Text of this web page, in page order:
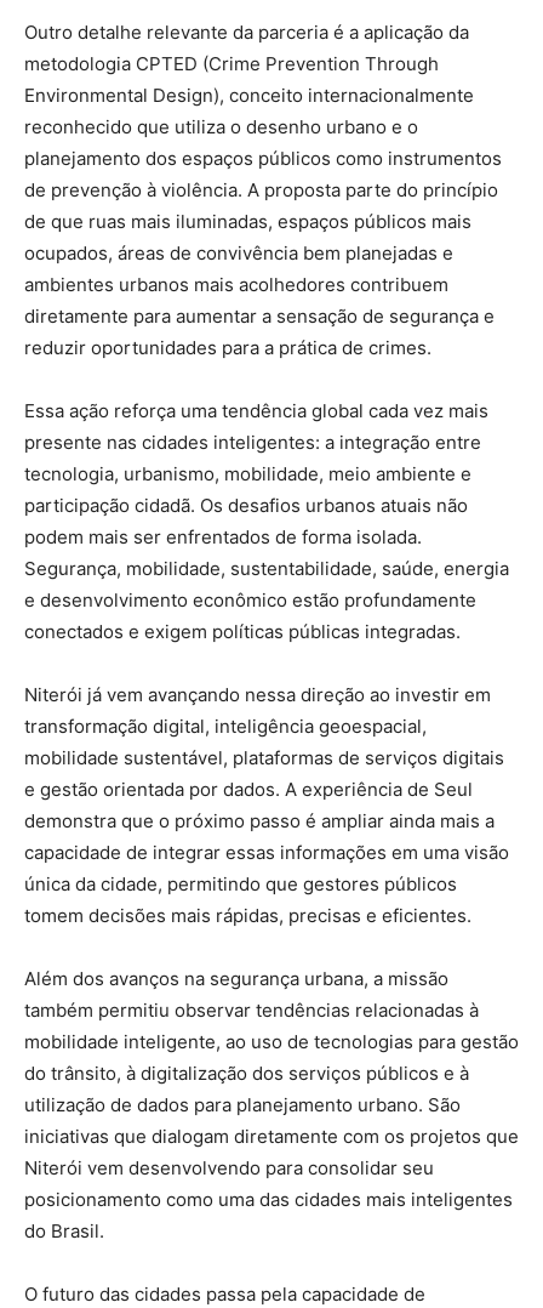
Outro detalhe relevante da parceria é a aplicação da
metodologia CPTED (Crime Prevention Through
Environmental Design), conceito internacionalmente
reconhecido que utiliza o desenho urbano e o
planejamento dos espaços públicos como instrumentos
de prevenção à violência. A proposta parte do princípio
de que ruas mais iluminadas, espaços públicos mais
ocupados, áreas de convivência bem planejadas e
ambientes urbanos mais acolhedores contribuem
diretamente para aumentar a sensação de segurança e
reduzir oportunidades para a prática de crimes.
Essa ação reforça uma tendência global cada vez mais
presente nas cidades inteligentes: a integração entre
tecnologia, urbanismo, mobilidade, meio ambiente e
participação cidadã. Os desafios urbanos atuais não
podem mais ser enfrentados de forma isolada.
Segurança, mobilidade, sustentabilidade, saúde, energia
e desenvolvimento econômico estão profundamente
conectados e exigem políticas públicas integradas.
Niterói já vem avançando nessa direção ao investir em
transformação digital, inteligência geoespacial,
mobilidade sustentável, plataformas de serviços digitais
e gestão orientada por dados. A experiência de Seul
demonstra que o próximo passo é ampliar ainda mais a
capacidade de integrar essas informações em uma visão
única da cidade, permitindo que gestores públicos
tomem decisões mais rápidas, precisas e eficientes.
Além dos avanços na segurança urbana, a missão
também permitiu observar tendências relacionadas à
mobilidade inteligente, ao uso de tecnologias para gestão
do trânsito, à digitalização dos serviços públicos e à
utilização de dados para planejamento urbano. São
iniciativas que dialogam diretamente com os projetos que
Niterói vem desenvolvendo para consolidar seu
posicionamento como uma das cidades mais inteligentes
do Brasil.
O futuro das cidades passa pela capacidade de